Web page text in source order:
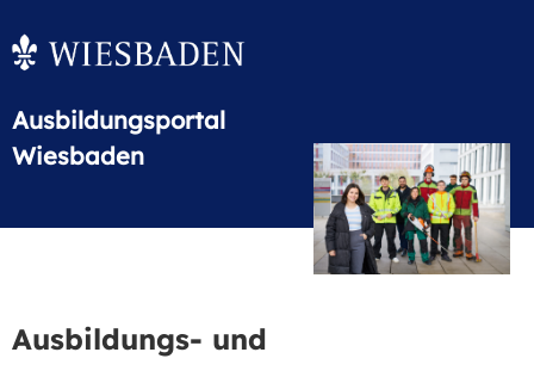
Ausbildungsportal
Wiesbaden
Ausbildungs- und